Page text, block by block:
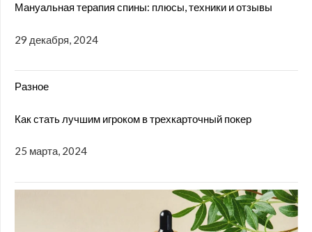
Мануальная терапия спины: плюсы, техники и отзывы
29 декабря, 2024
Разное
Как стать лучшим игроком в трехкарточный покер
25 марта, 2024